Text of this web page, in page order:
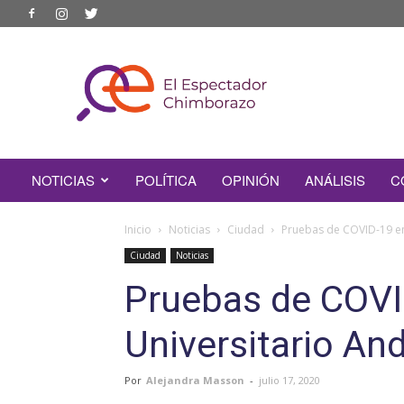
ESPECTADOR
CHIMBORAZO
NOTICIAS POLÍTICA OPINIÓN ANÁLISIS
Inicio Noticias Ciudad Pruebas de COVID-19
Ciudad Noticias
Pruebas de
Universitario
Por Alejandra Masson - julio 17, 2020